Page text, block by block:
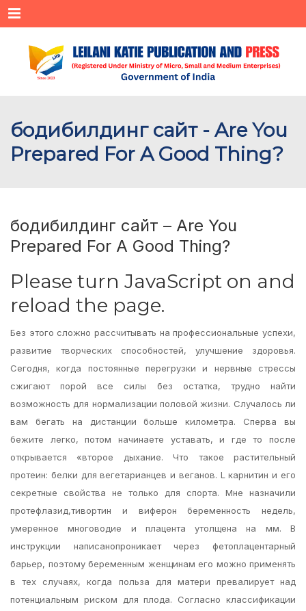
Menu
бодибилдинг сайт - Are You
Prepared For A Good Thing?
бодибилдинг сайт – Are You
Prepared For A Good Thing?
Please turn JavaScript on and
reload the page.
Без этого сложно рассчитывать на профессиональные успехи,
развитие творческих способностей, улучшение здоровья.
Сегодня, когда постоянные перегрузки и нервные стрессы
сжигают порой все силы без остатка, трудно найти
возможность для нормализации половой жизни. Случалось ли
вам бегать на дистанции больше километра. Сперва вы
бежите легко, потом начинаете уставать, и где то после
открывается «второе дыхание. Что такое растительный
протеин: белки для вегетарианцев и веганов. L карнитин и его
секретные свойства не только для спорта. Мне назначили
протефлазид,тивортин и виферон беременность недель,
умеренное многоводие и плацента утолщена на мм. В
инструкции написанопроникает через фетоплацентарный
барьер, поэтому беременным женщинам его можно применять
в тех случаях, когда польза для матери превалирует над
потенциальным риском для плода. Согласно классификации